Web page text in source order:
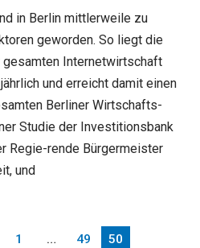
in Berlin mittlerweile zu
geworden. So liegt die
Internetwirtschaft
und erreicht damit einen
Berliner Wirtschafts-
Studie der Investitionsbank
Regie-rende Bürgermeister
und
1 … 49 50